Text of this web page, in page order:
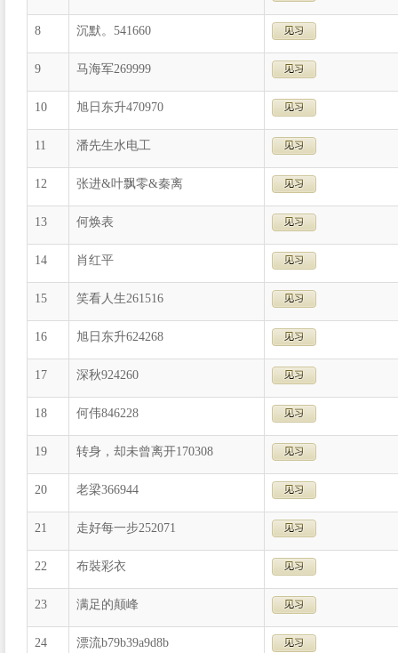
8 沉默。541660
9 马海军269999
10 旭日东升470970
11 潘先生水电工
12 张进&叶飘零&秦离
13 何焕表
14 肖红平
15 笑看人生261516
16 旭日东升624268
17 深秋924260
18 何伟846228
19 转身，却未曾离开170308
20 老梁366944
21 走好每一步252071
22 布裝彩衣
23 满足的颠峰
24 漂流b79b39a9d8b